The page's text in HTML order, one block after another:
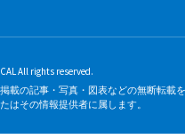
All rights reserved.
載の記事・写真・図表などの無断転載
はその情報提供者に属します。